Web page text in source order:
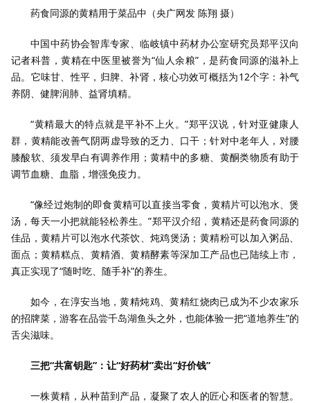
药食同源的黄精用于菜品中（央广网发 陈翔 摄）
中国中药协会智库专家、临岐镇中药材办公室研究员郑平汉向
记者科普，黄精在中医里被誉为“仙人余粮”，是药食同源的滋补上
品。它味甘、性平，归脾、补肾，核心功效可概括为12个字：补气
养阴、健脾润肺、益肾填精。
“黄精最大的特点就是平补不上火。”郑平汉说，针对亚健康人
群，黄精能改善气阴两虚导致的乏力、口干；针对中老年人，对腰
膝酸软、须发早白有调养作用；黄精中的多糖、黄酮类物质有助于
调节血糖、血脂，增强免疫力。
“像经过炮制的即食黄精可以直接当零食，黄精片可以泡水、煲
汤，每天一小把就能轻松养生。”郑平汉介绍，黄精还是药食同源的
佳品，黄精片可以泡水代茶饮、炖鸡煲汤；黄精粉可以加入粥品、
面点；黄精糕点、黄精酒、黄精酵素等深加工产品也已陆续上市，
真正实现了“随时吃、随手补”的养生。
如今，在淳安当地，黄精炖鸡、黄精红烧肉已成为不少农家乐
的招牌菜，游客在品尝千岛湖鱼头之外，也能体验一把“道地养生”的
舌尖滋味。
三把“共富钥匙”：让“好药材”卖出“好价钱”
一株黄精，从种苗到产品，凝聚了农人的匠心和医者的智慧。